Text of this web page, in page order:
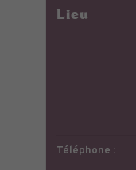
Lieu
Téléphone :